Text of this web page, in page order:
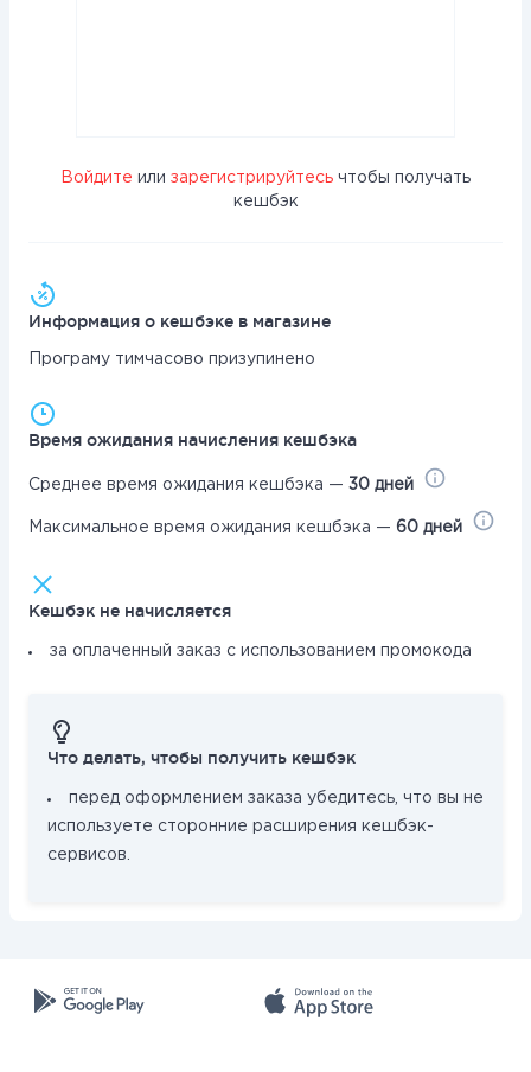
Войдите или зарегистрируйтесь чтобы получать
кешбэк
Информация о кешбэке в магазине
Програму тимчасово призупинено
Время ожидания начисления кешбэка
Среднее время ожидания кешбэка — 30 дней
Максимальное время ожидания кешбэка — 60 дней
Кешбэк не начисляется
за оплаченный заказ с использованием промокода
Что делать, чтобы получить кешбэк
перед оформлением заказа убедитесь, что вы не
используете сторонние расширения кешбэк-
сервисов.